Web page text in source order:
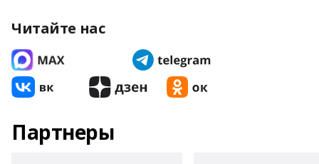
Читайте нас
Партнеры